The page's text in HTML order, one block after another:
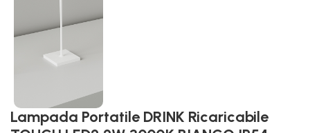
Lampada Portatile DRINK Ricaricabile